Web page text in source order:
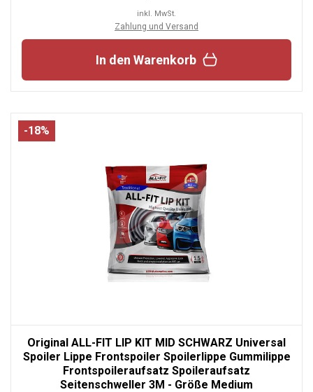
inkl. MwSt.
Zahlung und Versand
In den Warenkorb
-18%
Original ALL-FIT LIP KIT MID SCHWARZ Universal
Spoiler Lippe Frontspoiler Spoilerlippe Gummilippe
Frontspoileraufsatz Spoileraufsatz
Seitenschweller 3M - Größe Medium